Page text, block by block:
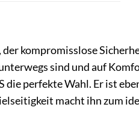
kompromisslose
sind und auf
perfekte Wahl. Er ist
macht ihn zum